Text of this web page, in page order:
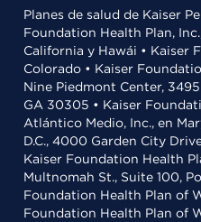
Planes de salud de Kaiser
Foundation Health Plan,
California y Hawái • Kaiser
Colorado • Kaiser
Nine Piedmont Center,
GA 30305 • Kaiser
Atlántico Medio, Inc., en
D.C., 4000 Garden City
Kaiser Foundation Health
Multnomah St., Suite 100,
Foundation Health Plan of
Foundation Health Plan of